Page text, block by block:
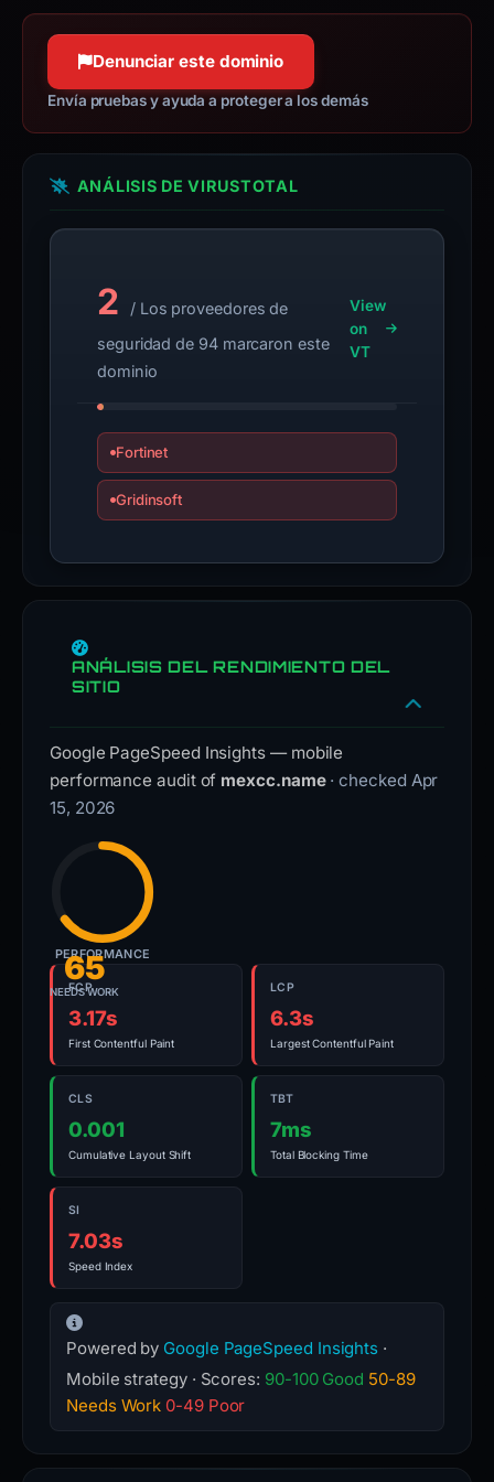
Denunciar este dominio
Envía pruebas y ayuda a proteger a los demás
ANÁLISIS DE VIRUSTOTAL
2
/ Los proveedores de
seguridad de 94 marcaron este
dominio
View
on
VT
Fortinet
Gridinsoft
ANÁLISIS DEL RENDIMIENTO DEL
SITIO
Google PageSpeed Insights — mobile
performance audit of mexcc.name · checked Apr
15, 2026
65
NEEDS WORK
PERFORMANCE
FCP
3.17s
First Contentful Paint
LCP
6.3s
Largest Contentful Paint
CLS
0.001
Cumulative Layout Shift
TBT
7ms
Total Blocking Time
SI
7.03s
Speed Index
Powered by Google PageSpeed Insights ·
Mobile strategy · Scores: 90-100 Good 50-89
Needs Work 0-49 Poor